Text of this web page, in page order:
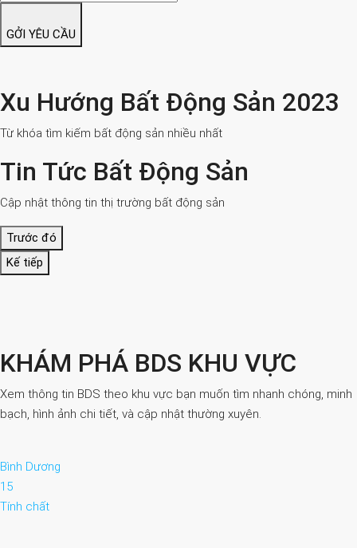
GỞI YÊU CẦU
Xu Hướng Bất Động Sản 2023
Từ khóa tìm kiếm bất động sản nhiều nhất
Tin Tức Bất Động Sản
Cập nhật thông tin thị trường bất động sản
Trước đó
Kế tiếp
KHÁM PHÁ BDS KHU VỰC
Xem thông tin BDS theo khu vực bạn muốn tìm nhanh chóng, minh
bạch, hình ảnh chi tiết, và cập nhật thường xuyên.
Bình Dương
15
Tính chất